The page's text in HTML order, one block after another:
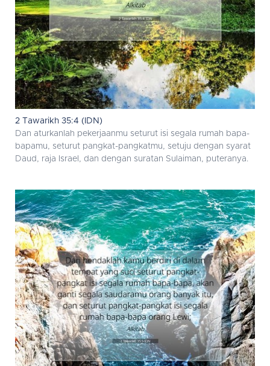
2 Tawarikh 35:4 (IDN)
Dan aturkanlah pekerjaanmu seturut isi segala rumah bapa-
bapamu, seturut pangkat-pangkatmu, setuju dengan syarat
Daud, raja Israel, dan dengan suratan Sulaiman, puteranya.